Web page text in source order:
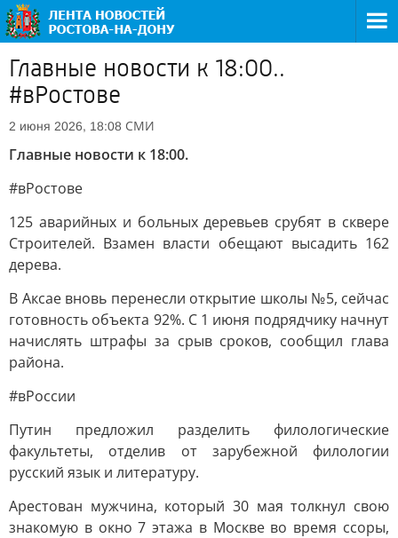
Главные новости к 18:00..
#вРостове
2 июня 2026, 18:08 СМИ
Главные новости к 18:00.
#вРостове
125 аварийных и больных деревьев срубят в сквере
Строителей. Взамен власти обещают высадить 162
дерева.
В Аксае вновь перенесли открытие школы №5, сейчас
готовность объекта 92%. С 1 июня подрядчику начнут
начислять штрафы за срыв сроков, сообщил глава
района.
#вРоссии
Путин предложил разделить филологические
факультеты, отделив от зарубежной филологии
русский язык и литературу.
Арестован мужчина, который 30 мая толкнул свою
знакомую в окно 7 этажа в Москве во время ссоры,